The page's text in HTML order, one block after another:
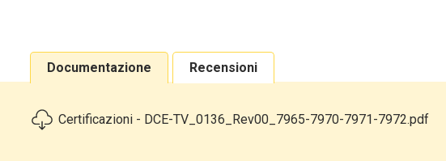
Documentazione Recensioni
Certificazioni - DCE-TV_0136_Rev00_7965-7970-7971-7972.pdf